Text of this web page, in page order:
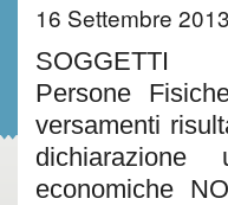
16 Settembre 2013
SOGGETTI
Persone
versamenti
economiche